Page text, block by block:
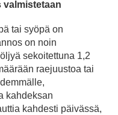
valmistetaan
tai syöpä on
on noin
sekoitettuna 1,2
raejuustoa tai
kahdeksan
kahdesti päivässä,